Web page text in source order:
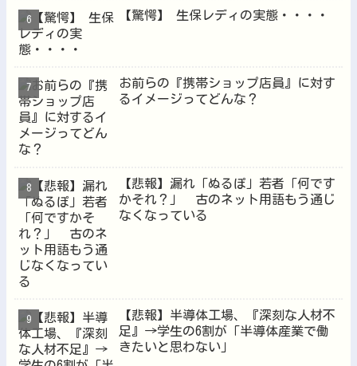
【驚愕】 生保レディの実態・・・・
お前らの『携帯ショップ店員』に対す
るイメージってどんな？
【悲報】漏れ「ぬるぽ」若者「何です
かそれ？」 古のネット用語もう通じ
なくなっている
【悲報】半導体工場、『深刻な人材不
足』→学生の6割が「半導体産業で働
きたいと思わない」